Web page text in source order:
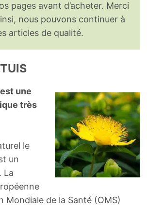
pages avant d’acheter. Merci
nous pouvons continuer à
articles de qualité.
est une
très
le
un
La
Mondiale de la Santé (OMS)